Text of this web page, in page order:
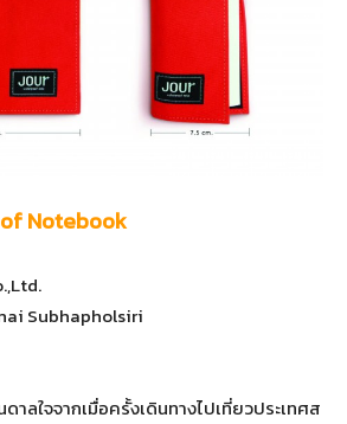
Notebook
Subhapholsiri
ลใจจากเมื่อครั้งเดินทางไปเที่ยวประเทศส